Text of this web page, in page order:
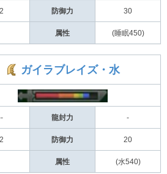
防御力 30
属性 (睡眠450)
ガイラブレイズ・水
龍封力 -
防御力 20
属性 (水540)